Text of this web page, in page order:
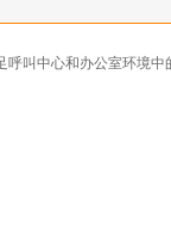
叫中心和办公室环境